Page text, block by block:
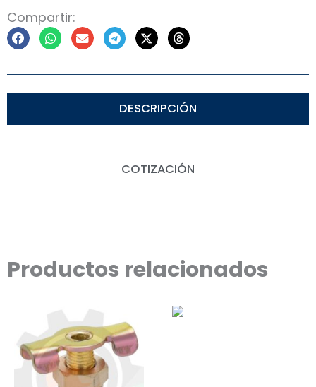
Compartir:
DESCRIPCIÓN
COTIZACIÓN
Productos relacionados